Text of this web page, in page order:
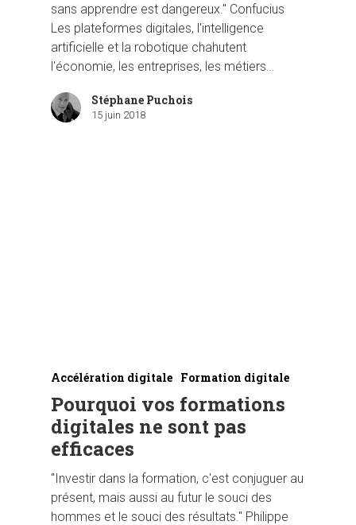
sans apprendre est dangereux." Confucius
Les plateformes digitales, l'intelligence
artificielle et la robotique chahutent
l'économie, les entreprises, les métiers…
Stéphane Puchois
15 juin 2018
Accélération digitale Formation digitale
Pourquoi vos formations
digitales ne sont pas
efficaces
"Investir dans la formation, c'est conjuguer au
présent, mais aussi au futur le souci des
hommes et le souci des résultats." Philippe